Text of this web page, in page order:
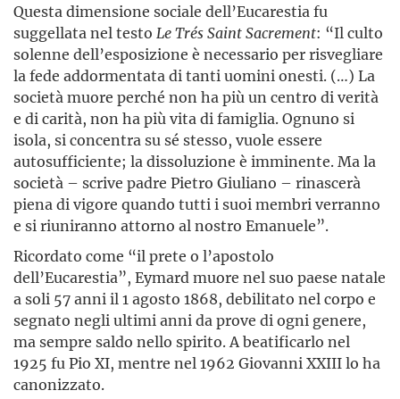
Questa dimensione sociale dell’Eucarestia fu
suggellata nel testo Le Trés Saint Sacrement: “Il culto
solenne dell’esposizione è necessario per risvegliare
la fede addormentata di tanti uomini onesti. (…) La
società muore perché non ha più un centro di verità
e di carità, non ha più vita di famiglia. Ognuno si
isola, si concentra su sé stesso, vuole essere
autosufficiente; la dissoluzione è imminente. Ma la
società – scrive padre Pietro Giuliano – rinascerà
piena di vigore quando tutti i suoi membri verranno
e si riuniranno attorno al nostro Emanuele”.
Ricordato come “il prete o l’apostolo
dell’Eucarestia”, Eymard muore nel suo paese natale
a soli 57 anni il 1 agosto 1868, debilitato nel corpo e
segnato negli ultimi anni da prove di ogni genere,
ma sempre saldo nello spirito. A beatificarlo nel
1925 fu Pio XI, mentre nel 1962 Giovanni XXIII lo ha
canonizzato.